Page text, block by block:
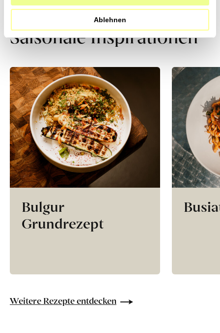
Ablehnen
Saisonale Inspirationen
Bulgur
Grundrezept
Weitere Rezepte entdecken